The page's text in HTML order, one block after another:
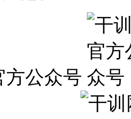
方公众号